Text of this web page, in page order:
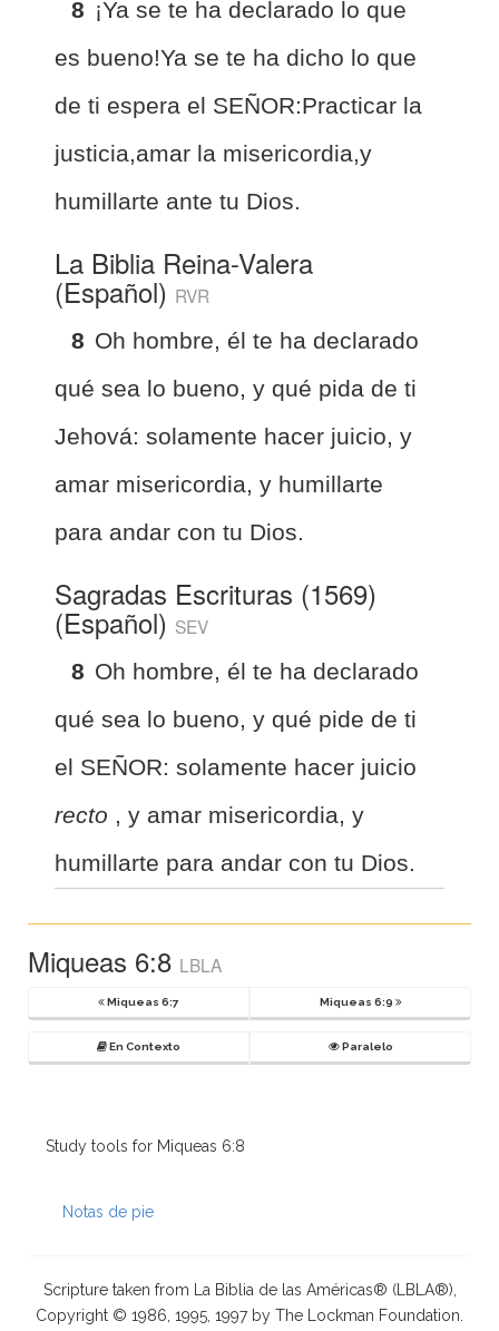
8 ¡Ya se te ha declarado lo que
es bueno!Ya se te ha dicho lo que
de ti espera el SEÑOR:Practicar la
justicia,amar la misericordia,y
humillarte ante tu Dios.
La Biblia Reina-Valera
(Español) RVR
8 Oh hombre, él te ha declarado
qué sea lo bueno, y qué pida de ti
Jehová: solamente hacer juicio, y
amar misericordia, y humillarte
para andar con tu Dios.
Sagradas Escrituras (1569)
(Español) SEV
8 Oh hombre, él te ha declarado
qué sea lo bueno, y qué pide de ti
el SEÑOR: solamente hacer juicio
recto , y amar misericordia, y
humillarte para andar con tu Dios.
Miqueas 6:8 LBLA
Miqueas 6:7 Miqueas 6:9
En Contexto Paralelo
Study tools for Miqueas 6:8
Notas de pie
Scripture taken from La Biblia de las Américas® (LBLA®),
Copyright © 1986, 1995, 1997 by The Lockman Foundation.